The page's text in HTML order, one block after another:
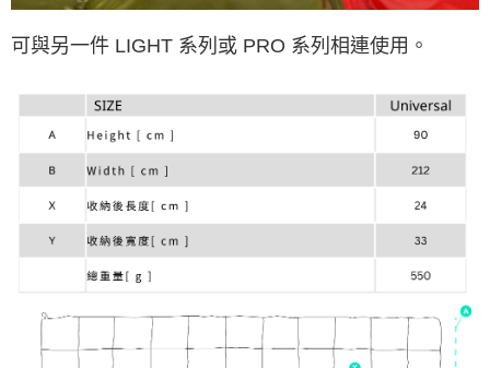
可與另一件 LIGHT 系列或 PRO 系列相連使用。